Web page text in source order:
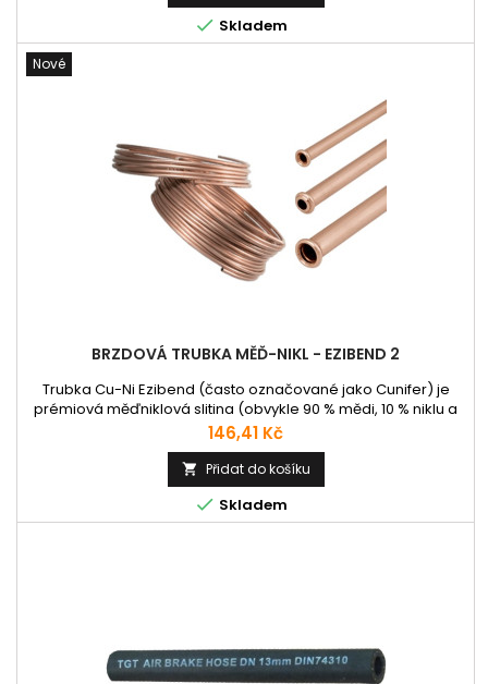
 Skladem
Nové
BRZDOVÁ TRUBKA MĚĎ-NIKL - EZIBEND 2
Trubka Cu-Ni Ezibend (často označované jako Cunifer) je
prémiová měďniklová slitina (obvykle 90 % mědi, 10 % niklu a
špetka železa/manganu). Ideální pro brzdové a palivové
rozvody. Klíčové vlastnosti • Extrémní odolnost: Materiál
přirozeně odolává rzi a korozi, což výrazně prodlužuje
životnost rozvodů. • Snadná manipulace: Trubky jsou měkce
žíhané, takže...
Cena
146,41 Kč
 Přidat do košíku
 Skladem